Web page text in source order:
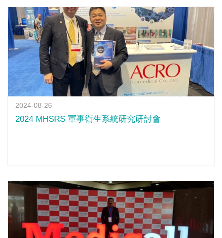
2024-08-26
2024 MHSRS 軍事衛生系統研究研討會